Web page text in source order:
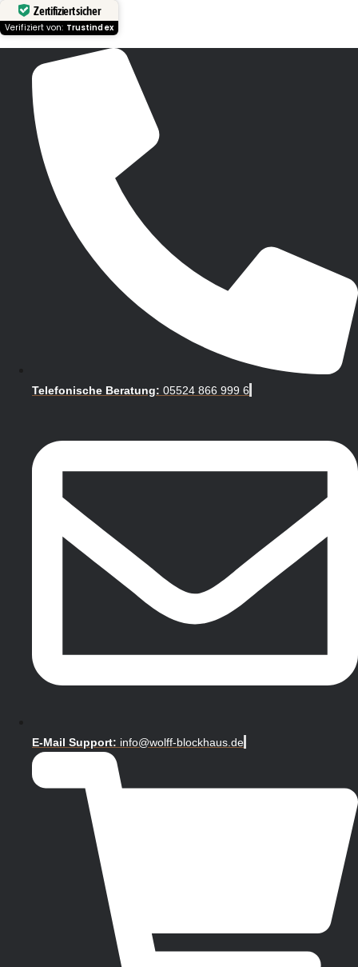
Zertifiziert sicher
Verifiziert von: Trustindex
Telefonische Beratung: 05524 866 999 6
E-Mail Support: info@wolff-blockhaus.de